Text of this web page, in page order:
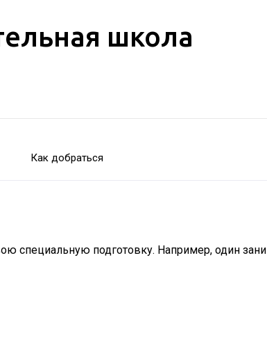
школа
Как добраться
специальную подготовку. Например, один